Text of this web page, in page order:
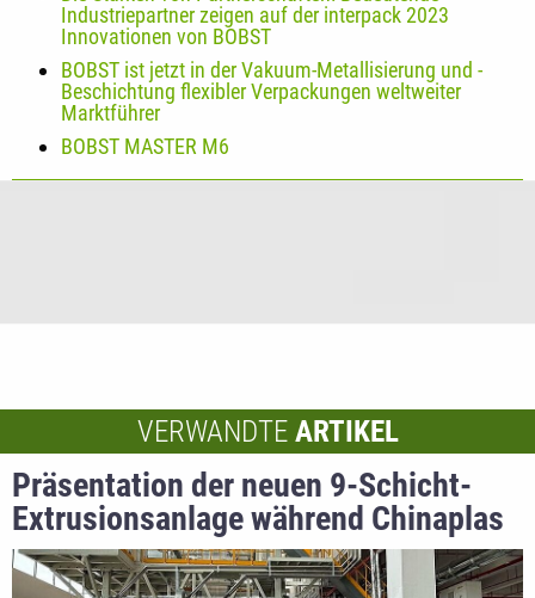
Industriepartner zeigen auf der interpack 2023
Innovationen von BOBST
BOBST ist jetzt in der Vakuum-Metallisierung und -
Beschichtung flexibler Verpackungen weltweiter
Marktführer
BOBST MASTER M6
VERWANDTE ARTIKEL
Präsentation der neuen 9-Schicht-
Extrusionsanlage während Chinaplas
2025